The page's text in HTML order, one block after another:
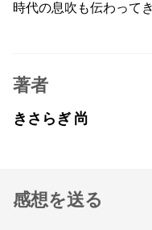
時代の息吹も伝わって
著者
きさらぎ 尚
感想を送る